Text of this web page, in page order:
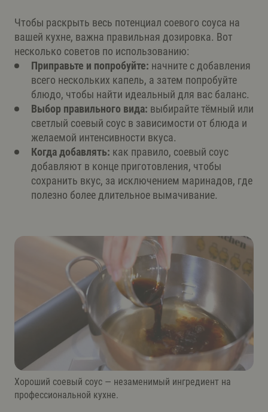
Чтобы раскрыть весь потенциал соевого соуса на
вашей кухне, важна правильная дозировка. Вот
несколько советов по использованию:
Приправьте и попробуйте: начните с добавления
всего нескольких капель, а затем попробуйте
блюдо, чтобы найти идеальный для вас баланс.
Выбор правильного вида: выбирайте тёмный или
светлый соевый соус в зависимости от блюда и
желаемой интенсивности вкуса.
Когда добавлять: как правило, соевый соус
добавляют в конце приготовления, чтобы
сохранить вкус, за исключением маринадов, где
полезно более длительное вымачивание.
Хороший соевый соус — незаменимый ингредиент на
профессиональной кухне.